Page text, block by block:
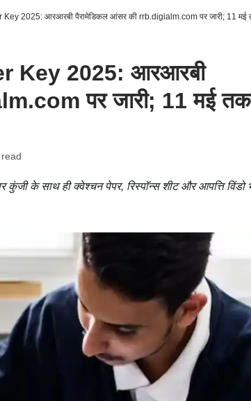
2025: आरआरबी पैरामेडिकल आंसर की rrb.digialm.com पर जारी; 11 मई
Key 2025: आरआरबी
पर जारी; 11 मई तक
के साथ ही क्वेश्चन पेपर, रिस्पॉन्स शीट और आपत्ति विंडो